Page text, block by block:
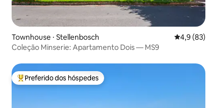
Townhouse ⋅ Stellenbosch 4,9 de uma
4,9 (83)
Coleção Minserie: Apartamento Dois — MS9
Entre os melhores preferidos dos hóspedes
Preferido dos hóspedes